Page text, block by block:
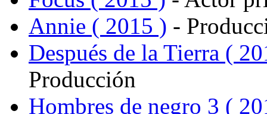
Annie ( 2015 ) -
Después de la Tierra (
Producción
Hombres de negro 3 (